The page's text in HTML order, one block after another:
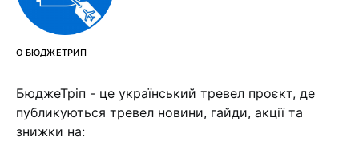
О БЮДЖЕТРИП
БюджеТріп - це український тревел проєкт, де
публикуються тревел новини, гайди, акції та
знижки на: